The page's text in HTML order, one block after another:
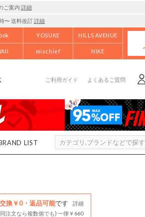
ご案内 詳細
〜 送料改訂詳細
YOSUKE HILLS AVENUE
mischief NIKE
ご利用ガイド よくあるご質問
LIST
換￥0・返品可能です
詳細
注文なら複数個でも) 一律￥660